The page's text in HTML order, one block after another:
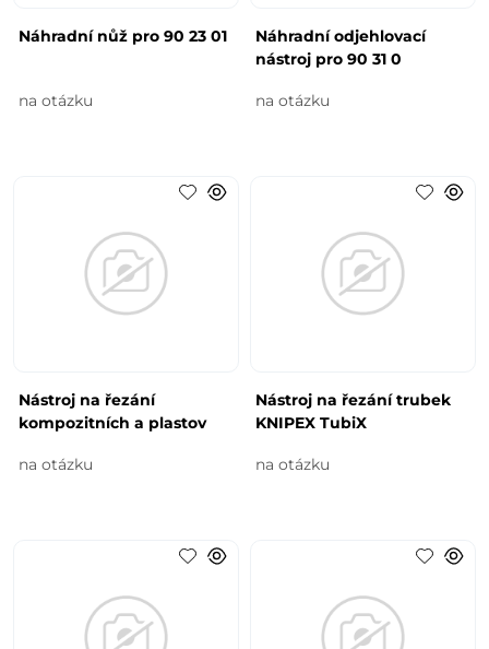
Náhradní nůž pro 90 23 01
na otázku
Náhradní odjehlovací
nástroj pro 90 31 0
na otázku
Nástroj na řezání
kompozitních a plastov
na otázku
Nástroj na řezání trubek
KNIPEX TubiX
na otázku